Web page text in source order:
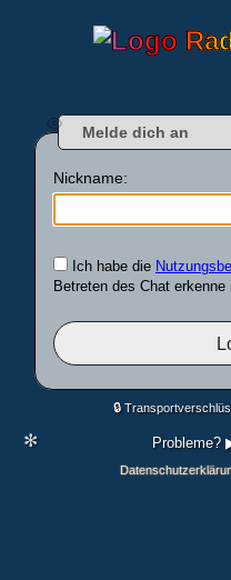
Melde dich an
Nickname:
Ich habe die
Betreten des Chat erkenne
🔒
Probleme?
✻